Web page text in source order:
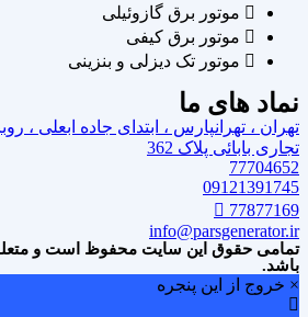
موتور برق گازوئیلی
موتور برق کیفی
موتور تک دیزلی و بنزینی
نماد های ما
تهران ، تهرانپارس ، ابتدای جاده ابعلی ،
تجاری بابائی پلاک 362
77704652
09121391745
77877169
info@parsgenerator.ir
تمامی حقوق این سایت محفوظ است و
باشد.
× خروج از این پنجره